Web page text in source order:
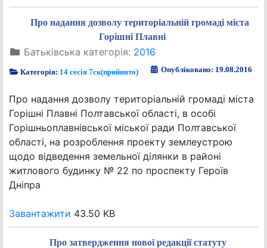
Про надання дозволу територіальній громаді міста
Горішні Плавні
Батьківська категорія: 2016
Категорія: 14 сесія 7ск(прийнято) Опубліковано: 19.08.2016
Про надання дозволу територіальній громаді міста
Горішні Плавні Полтавської області, в особі
Горішньоплавнівської міської ради Полтавської
області, на розроблення проекту землеустрою
щодо відведення земельної ділянки в районі
житлового будинку № 22 по проспекту Героїв
Дніпра
Завантажити 43.50 KB
Про затвердження нової редакції статуту